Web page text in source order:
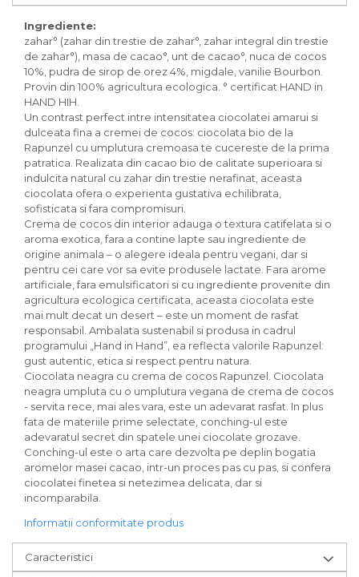
Ingrediente bio pentru copt
Masline bio si antipasti
Antipasti bio
Masline bio
Pesto bio
Musli si terci
Fulgi din cereale bio
Musli bio
Terci bio
Orez bio si leguminoase
Legume bio
Legume bio in conserva
Orez bio
Paste si fidea
Paste bio din emmer
Paste bio din grau
Paste bio din spelta
Paste bio fara gluten
Paste bio integrale
Paste bio pentru copii
Paste fainoase bio
Pateu, sosuri si conserve
Conserve de peste bio
Crenvursti si pateu din carne bio
Sosuri bio
Produse din tomate
Ketchup bio
Ingrediente:
zahar° (zahar din trestie de zahar°, zahar integral din trestie
de zahar°), masa de cacao°, unt de cacao°, nuca de cocos
10%, pudra de sirop de orez 4%, migdale, vanilie Bourbon.
Provin din 100% agricultura ecologica. ° certificat HAND in
HAND HIH.
Un contrast perfect intre intensitatea ciocolatei amarui si
dulceata fina a cremei de cocos: ciocolata bio de la
Rapunzel cu umplutura cremoasa te cucereste de la prima
patratica. Realizata din cacao bio de calitate superioara si
indulcita natural cu zahar din trestie nerafinat, aceasta
ciocolata ofera o experienta gustativa echilibrata,
sofisticata si fara compromisuri.
Crema de cocos din interior adauga o textura catifelata si o
aroma exotica, fara a contine lapte sau ingrediente de
origine animala – o alegere ideala pentru vegani, dar si
pentru cei care vor sa evite produsele lactate. Fara arome
artificiale, fara emulsificatori si cu ingrediente provenite din
agricultura ecologica certificata, aceasta ciocolata este
mai mult decat un desert – este un moment de rasfat
responsabil. Ambalata sustenabil si produsa in cadrul
programului „Hand in Hand”, ea reflecta valorile Rapunzel:
gust autentic, etica si respect pentru natura.
Ciocolata neagra cu crema de cocos Rapunzel. Ciocolata
neagra umpluta cu o umplutura vegana de crema de cocos
- servita rece, mai ales vara, este un adevarat rasfat. In plus
fata de materiile prime selectate, conching-ul este
adevaratul secret din spatele unei ciocolate grozave.
Conching-ul este o arta care dezvolta pe deplin bogatia
aromelor masei cacao, intr-un proces pas cu pas, si confera
ciocolatei finetea si netezimea delicata, dar si
incomparabila.
Informatii conformitate produs
Caracteristici